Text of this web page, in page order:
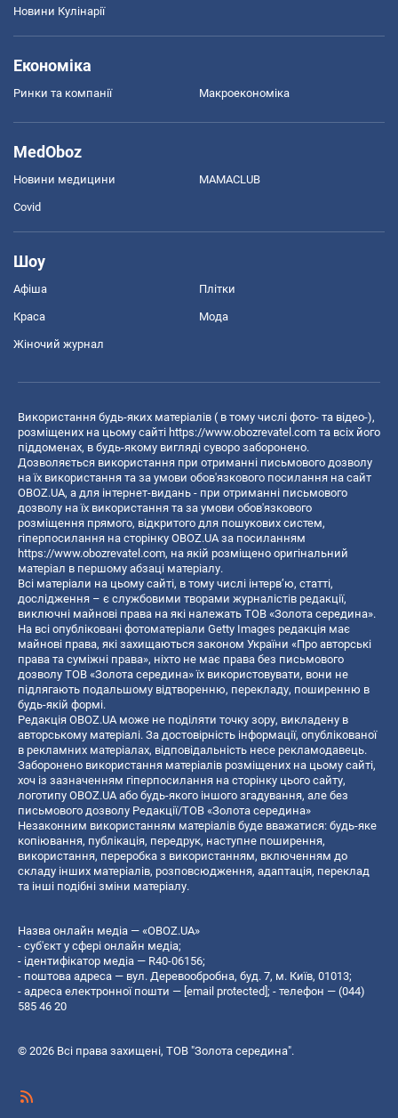
Новини Кулінарії
Економіка
Ринки та компанії Макроекономіка
MedOboz
Новини медицини MAMACLUB
Covid
Шоу
Афіша Плітки
Краса Мода
Жіночий журнал
Використання будь-яких матеріалів ( в тому числі фото- та відео-),
розміщених на цьому сайті https://www.obozrevatel.com та всіх його
піддоменах, в будь-якому вигляді суворо заборонено.
Дозволяється використання при отриманні письмового дозволу
на їх використання та за умови обов'язкового посилання на сайт
OBOZ.UA, а для інтернет-видань - при отриманні письмового
дозволу на їх використання та за умови обов'язкового
розміщення прямого, відкритого для пошукових систем,
гіперпосилання на сторінку OBOZ.UA за посиланням
https://www.obozrevatel.com, на якій розміщено оригінальний
матеріал в першому абзаці матеріалу.
Всі матеріали на цьому сайті, в тому числі інтерв’ю, статті,
дослідження – є службовими творами журналістів редакції,
виключні майнові права на які належать ТОВ «Золота середина».
На всі опубліковані фотоматеріали Getty Images редакція має
майнові права, які захищаються законом України «Про авторські
права та суміжні права», ніхто не має права без письмового
дозволу ТОВ «Золота середина» їх використовувати, вони не
підлягають подальшому відтворенню, перекладу, поширенню в
будь-якій формі.
Редакція OBOZ.UA може не поділяти точку зору, викладену в
авторському матеріалі. За достовірність інформації, опублікованої
в рекламних матеріалах, відповідальність несе рекламодавець.
Заборонено використання матеріалів розміщених на цьому сайті,
хоч із зазначенням гіперпосилання на сторінку цього сайту,
логотипу OBOZ.UA або будь-якого іншого згадування, але без
письмового дозволу Редакції/ТОВ «Золота середина»
Незаконним використанням матеріалів буде вважатися: будь-яке
копiювання, публiкацiя, передрук, наступне поширення,
використання, переробка з використанням, включенням до
складу інших матеріалів, розповсюдження, адаптація, переклад
та інші подібні зміни матеріалу.
Назва онлайн медіа — «OBOZ.UA»
- суб'єкт у сфері онлайн медіа;
- ідентифікатор медіа — R40-06156;
- поштова адреса — вул. Деревообробна, буд. 7, м. Київ, 01013;
- адреса електронної пошти — [email protected]; - телефон — (044)
585 46 20
© 2026 Всі права захищені, ТОВ "Золота середина".